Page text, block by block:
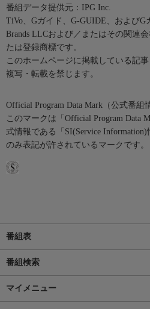
番組データ提供元：IPG Inc.
TiVo、Gガイド、G-GUIDE、およびG
Brands LLCおよび／またはその関連
たは登録商標です。
このホームページに掲載している記
複写・転載を禁じます。
Official Program Data Mark（公式番組
このマークは「Official Program Data
式情報である「SI(Service
のみ表記が許されているマークです。
番組表
番組検索
マイメニュー